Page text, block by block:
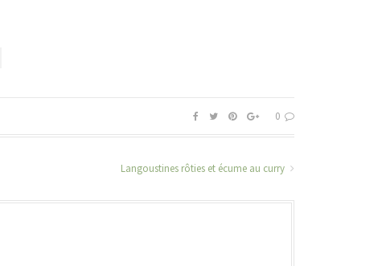
0
Langoustines rôties et écume au curry